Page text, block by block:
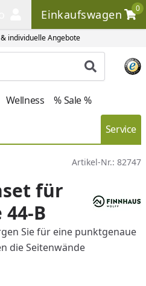
individuelle Angebote
Einkaufswagen
0
Einkaufswagen
Produkt
Wellness % Sale %
Service
Artikel-Nr.: 82747
für
B
Sie für eine punktgenaue
die Seitenwände